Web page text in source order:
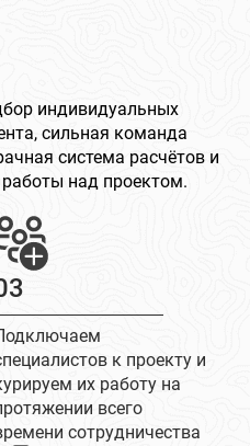
индивидуальных
сильная команда
система расчётов и
над проектом.
к проекту и
их работу на
всего
сотрудничества